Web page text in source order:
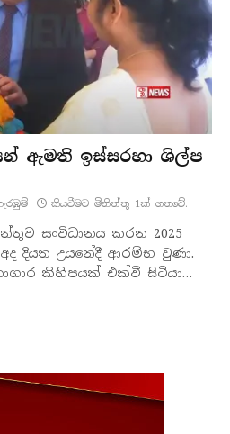
ඇමති ඉස්සරහා ශිල්ප
කියවීමට මිනිත්තු 1ක් ගතවේ.
සංවිධානය කරන 2025
දියත උයනේදී ආරම්භ වුණා.
කිහිපයක් එක්වී සිටියා…